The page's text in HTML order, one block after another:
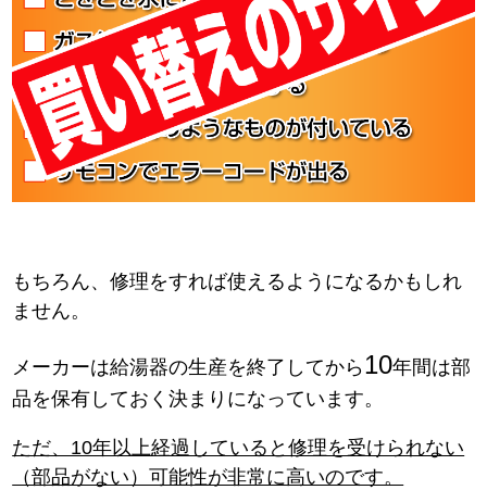
もちろん、修理をすれば使えるようになるかもしれ
ません。
メーカーは給湯器の生産を終了してから10年間は部
品を保有しておく決まりになっています。
ただ、10年以上経過していると修理を受けられない
（部品がない）可能性が非常に高いのです。